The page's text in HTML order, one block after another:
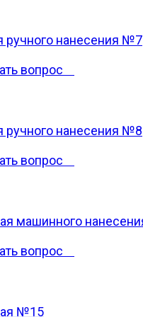
ручного нанесения №7
вопрос
ручного нанесения №8
вопрос
машинного
вопрос
№15